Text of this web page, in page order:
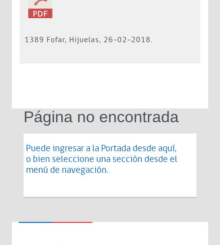
1389 Fofar, Hijuelas, 26-02-2018.
Página no encontrada
Puede ingresar a la Portada desde aquí,
o bien seleccione una sección desde el
menú de navegación.